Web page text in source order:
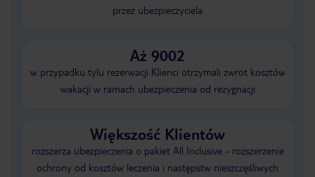
przez ubezpieczyciela
Aż 9002
w przypadku tylu rezerwacji Klienci otrzymali zwrot kosztów
wakacji w ramach ubezpieczenia od rezygnacji
Większość Klientów
rozszerza ubezpieczenia o pakiet All Inclusive - rozszerzenie
ochrony od kosztów leczenia i następstw nieszczęśliwych